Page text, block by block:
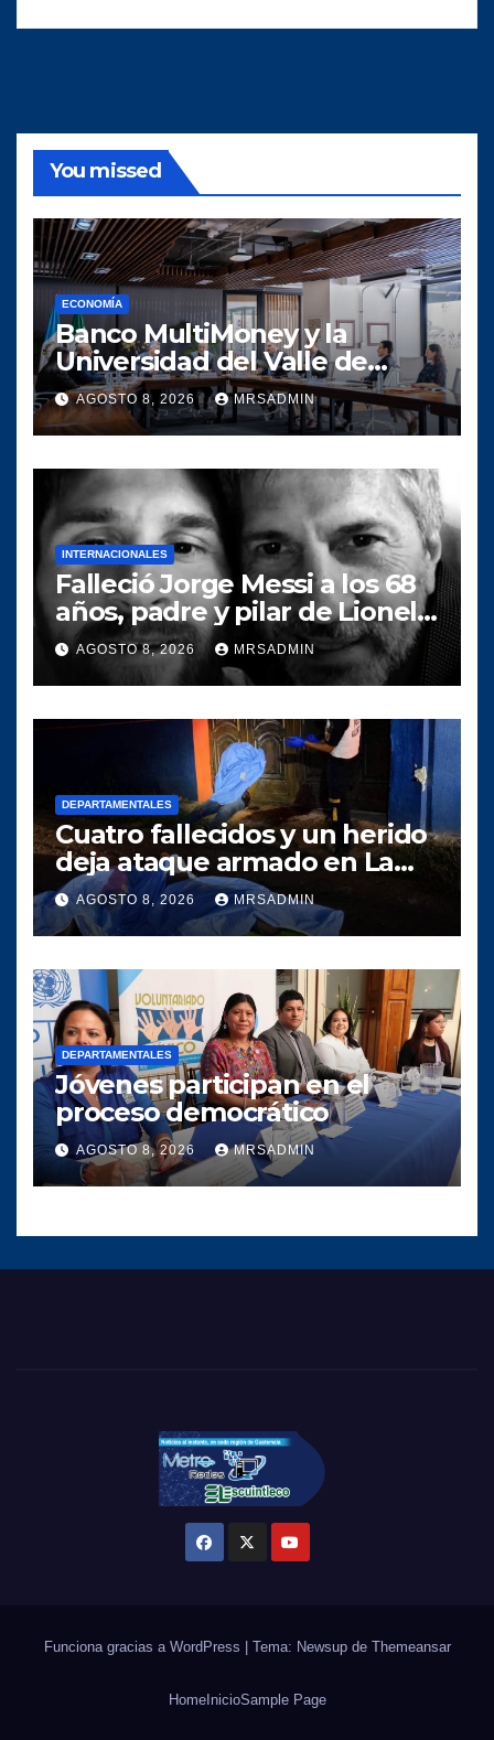
You missed
ECONOMÍA
Banco MultiMoney y la
Universidad del Valle de
Guatemala crean alianza
para conectar el talento
universitario con la banca
digital
AGOSTO 8, 2026 MRSADMIN
INTERNACIONALES
Falleció Jorge Messi a los 68
años, padre y pilar de Lionel
Messi
AGOSTO 8, 2026 MRSADMIN
DEPARTAMENTALES
Cuatro fallecidos y un herido
deja ataque armado en La
Gomera, Escuintla
AGOSTO 8, 2026 MRSADMIN
DEPARTAMENTALES
Jóvenes participan en el
proceso democrático
AGOSTO 8, 2026 MRSADMIN
Funciona gracias a WordPress Tema: Newsup de Themeansar
HomeInicioSample Page